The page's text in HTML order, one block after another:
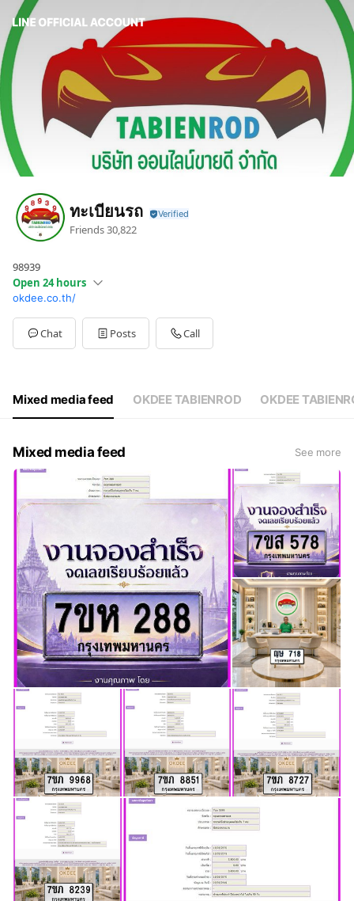
ทะเบียนรถ
Friends30,822
98939
Open 24 hours
Sun00:00 - 00:00
Mon00:00 - 00:00
Tue00:00 - 00:00
Wed00:00 - 00:00
Sat
00:00 - 00:00
09:00am.-24:00pm.
okdee.co.th/
Chat Posts Call
Mixed media feed OKDEE TABIENROD OKDEE
Mixed media feed See more